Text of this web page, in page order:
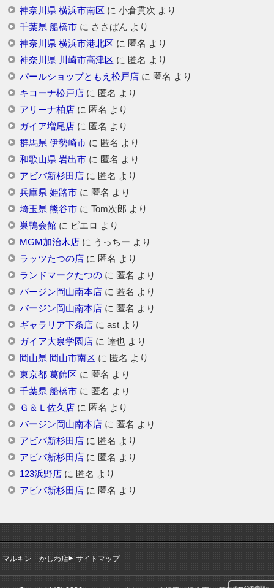
神奈川県 横浜市南区 に 小倉貫次 より
千葉県 船橋市に ささぱん より
神奈川県 横浜市港北区 に 匿名 より
神奈川県 川崎市高津区 に 匿名 より
パールショップともえ松戸店に 匿名 より
キコーナ松戸店に 匿名 より
アリーナ柏店に 匿名 より
ガイア増尾店に 匿名 より
群馬県 伊勢崎市に 匿名 より
和歌山県 岩出市に 匿名 より
アビバ新杉田店に 匿名 より
兵庫県 姫路市に 匿名 より
埼玉県 熊谷市に Tom次郎 より
巣鴨会館に ピエロ より
MGM加治木店に うっちー より
ラッツたつの店に 匿名 より
ランドマークたつのに 匿名 より
バージン岡山南本店に 匿名 より
バージン岡山南本店に 匿名 より
ギャラリア下条店に astより
ガイア大泉学園店に 達也より
岡山県 岡山市南区 に 匿名 より
東京都 葛飾区 に 匿名 より
千葉県 船橋市に 匿名 より
Ｇ＆Ｌ佐久店に 匿名 より
バージン岡山南本店に 匿名 より
アビバ新杉田店に 匿名 より
アビバ新杉田店に 匿名 より
123浜野店に 匿名 より
アビバ新杉田店に 匿名 より
マルキン かしわ店 サイトマップ